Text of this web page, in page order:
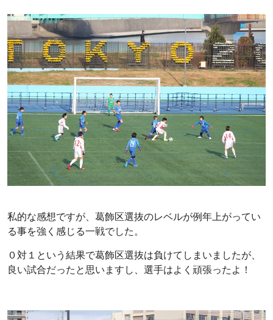
私的な感想ですが、葛飾区選抜のレベルが例年上がってい
る事を強く感じる一戦でした。
０対１という結果で葛飾区選抜は負けてしまいましたが、
良い試合だったと思いますし、選手はよく頑張ったよ！